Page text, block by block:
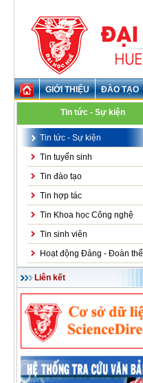
GIỚI THIỆU ĐÀO TẠO
Tin tức - Sự kiện
Tin tức - Sự kiện
Tin tuyển sinh
Tin đào tạo
Tin hợp tác
Tin Khoa học Công nghệ
Tin sinh viên
Hoạt động Đảng - Đoàn thể
Liên kết